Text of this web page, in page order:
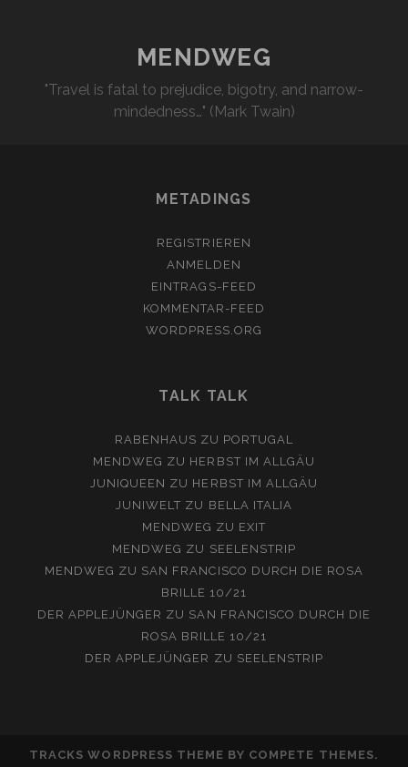
MENDWEG
"Travel is fatal to prejudice, bigotry, and narrow-
mindedness…" (Mark Twain)
METADINGS
REGISTRIEREN
ANMELDEN
EINTRAGS-FEED
KOMMENTAR-FEED
WORDPRESS.ORG
TALK TALK
RABENHAUS ZU PORTUGAL
MENDWEG ZU HERBST IM ALLGÄU
JUNIQUEEN ZU HERBST IM ALLGÄU
JUNIWELT ZU BELLA ITALIA
MENDWEG ZU EXIT
MENDWEG ZU SEELENSTRIP
MENDWEG ZU SAN FRANCISCO DURCH DIE ROSA
BRILLE 10/21
DER APPLEJÜNGER ZU SAN FRANCISCO DURCH DIE
ROSA BRILLE 10/21
DER APPLEJÜNGER ZU SEELENSTRIP
TRACKS WORDPRESS THEME BY COMPETE THEMES.